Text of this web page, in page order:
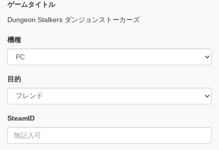
ゲームタイトル
Dungeon Stalkers ダンジョンストーカーズ
機種
目的
SteamID